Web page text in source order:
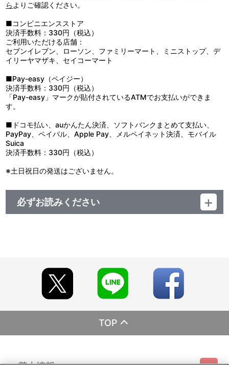
ら よりご確認ください。
■コンビニエンスストア
決済手数料：330円（税込）
ご利用いただける店舗：
セブンイレブン、ローソン、ファミリーマート、ミニストップ、デ
イリーヤマザキ、セイコーマート
■Pay-easy（ペイジー）
決済手数料：330円（税込）
「Pay-easy」マークが貼付されているATMでお支払いができま
す。
■ドコモ払い、auかんたん決済、ソフトバンクまとめて支払い、
PayPay、ペイパル、Apple Pay、メルペイネット決済、モバイル
Suica
決済手数料：330円（税込）
※土日祝日の発送はございません。
必ずお読みください
ざいます。
※本商品は、今後一般店舗、イベント会場や海外等で販売する場合
があります。
※撮影環境やご利用のモニター環境により､実物と多少異なって見え
る場合がございます。
※商品画像はイメージです。実際の商品仕様が異なる場合がござい
ます。あらかじめご了承ください。
※すでにご注文しているかのご確認には､｢マイページ｣→｢ご注文履
TOP